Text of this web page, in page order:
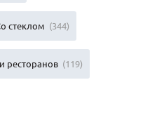
стеклом (344)
ресторанов (119)